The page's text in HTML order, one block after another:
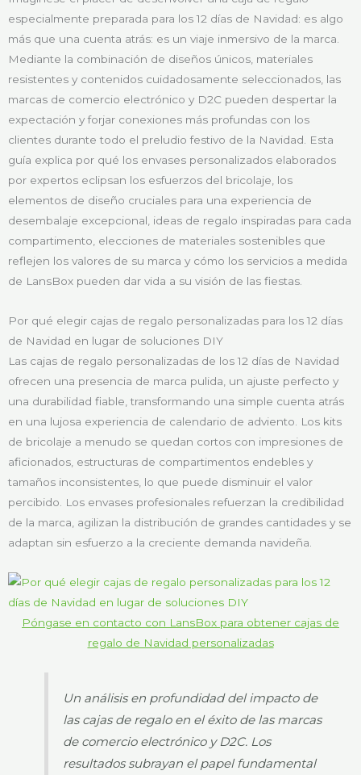
especialmente preparada para los 12 días de Navidad: es algo
más que una cuenta atrás: es un viaje inmersivo de la marca.
Mediante la combinación de diseños únicos, materiales
resistentes y contenidos cuidadosamente seleccionados, las
marcas de comercio electrónico y D2C pueden despertar la
expectación y forjar conexiones más profundas con los
clientes durante todo el preludio festivo de la Navidad. Esta
guía explica por qué los envases personalizados elaborados
por expertos eclipsan los esfuerzos del bricolaje, los
elementos de diseño cruciales para una experiencia de
desembalaje excepcional, ideas de regalo inspiradas para cada
compartimento, elecciones de materiales sostenibles que
reflejen los valores de su marca y cómo los servicios a medida
de LansBox pueden dar vida a su visión de las fiestas.
Por qué elegir cajas de regalo personalizadas para los 12 días
de Navidad en lugar de soluciones DIY
Las cajas de regalo personalizadas de los 12 días de Navidad
ofrecen una presencia de marca pulida, un ajuste perfecto y
una durabilidad fiable, transformando una simple cuenta atrás
en una lujosa experiencia de calendario de adviento. Los kits
de bricolaje a menudo se quedan cortos con impresiones de
aficionados, estructuras de compartimentos endebles y
tamaños inconsistentes, lo que puede disminuir el valor
percibido. Los envases profesionales refuerzan la credibilidad
de la marca, agilizan la distribución de grandes cantidades y se
adaptan sin esfuerzo a la creciente demanda navideña.
Póngase en contacto con LansBox para obtener cajas de
regalo de Navidad personalizadas
Un análisis en profundidad del impacto de
las cajas de regalo en el éxito de las marcas
de comercio electrónico y D2C. Los
resultados subrayan el papel fundamental